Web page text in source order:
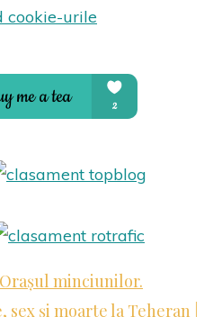
cookie-urile
Orașul minciunilor.
sex și moarte la Teheran |